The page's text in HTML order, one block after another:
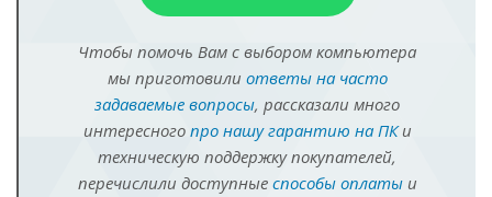
Чтобы помочь Вам с выбором компьютера
мы приготовили ответы на часто
задаваемые вопросы, рассказали много
интересного про нашу гарантию на ПКи
техническую поддержку покупателей,
перечислили доступные способы оплатыи